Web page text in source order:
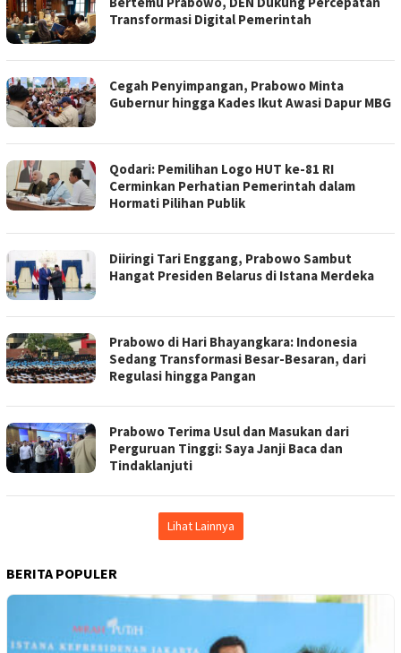
Transformasi Digital Pemerintah
Cegah Penyimpangan, Prabowo Minta
Gubernur hingga Kades Ikut Awasi Dapur MBG
Qodari: Pemilihan Logo HUT ke-81 RI
Cerminkan Perhatian Pemerintah dalam
Hormati Pilihan Publik
Diiringi Tari Enggang, Prabowo Sambut
Hangat Presiden Belarus di Istana Merdeka
Prabowo di Hari Bhayangkara: Indonesia
Sedang Transformasi Besar-Besaran, dari
Regulasi hingga Pangan
Prabowo Terima Usul dan Masukan dari
Perguruan Tinggi: Saya Janji Baca dan
Tindaklanjuti
Lihat Lainnya
BERITA POPULER